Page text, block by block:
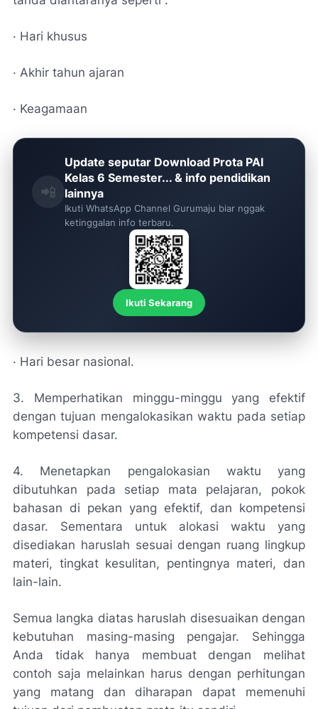
· Hari khusus
· Akhir tahun ajaran
· Keagamaan
📲
Update seputar Download Prota PAI
Kelas 6 Semester... & info pendidikan
lainnya
Ikuti WhatsApp Channel Gurumaju biar nggak
ketinggalan info terbaru.
Ikuti Sekarang
· Hari besar nasional.
3. Memperhatikan minggu-minggu yang efektif
dengan tujuan mengalokasikan waktu pada setiap
kompetensi dasar.
4. Menetapkan pengalokasian waktu yang
dibutuhkan pada setiap mata pelajaran, pokok
bahasan di pekan yang efektif, dan kompetensi
dasar. Sementara untuk alokasi waktu yang
disediakan haruslah sesuai dengan ruang lingkup
materi, tingkat kesulitan, pentingnya materi, dan
lain-lain.
Semua langka diatas haruslah disesuaikan dengan
kebutuhan masing-masing pengajar. Sehingga
Anda tidak hanya membuat dengan melihat
contoh saja melainkan harus dengan perhitungan
yang matang dan diharapan dapat memenuhi